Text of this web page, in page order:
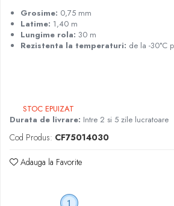
Grosime: 0,75 mm
Latime: 1,40 m
Lungime rola: 30 m
Rezistenta la temperaturi: de la -30°C
STOC EPUIZAT
Durata de livrare: Intre 2 si 5 zile lucratoare
Cod Produs: CF75014030
Adauga la Favorite